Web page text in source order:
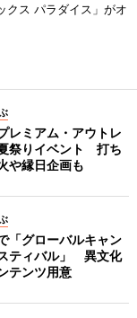
クス パラダイス」がオ
レミアム・アウトレ
祭りイベント 打ち
や縁日企画も
「グローバルキャン
ティバル」 異文化
テンツ用意